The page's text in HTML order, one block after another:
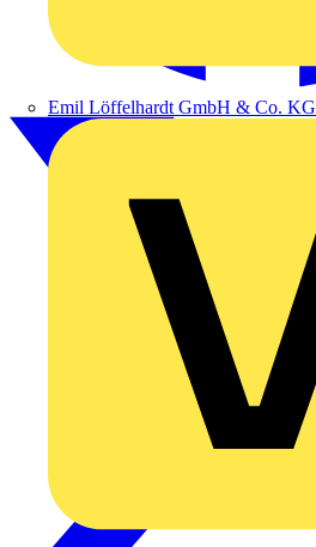
Emil Löffelhardt GmbH & Co. KG